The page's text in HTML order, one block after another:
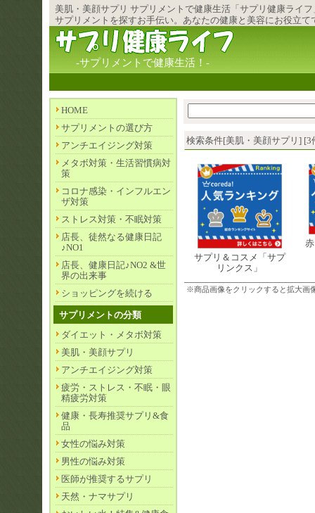
美肌・美顔サプリ サプリメント で健康生活「サプリ健康ライフ
サプリメントを探すお手伝い。あなたの健康と美容にお役立て
-サプリメントで健康生活！-
検索条件[美肌・美顔サプリ] [3
サプリ＆コスメ「サプ
リンクス」
※商品画像をクリックすると拡大画
HOME
サプリメントの選び方
アンチエイジング対策
メタボ対策・生活習慣病対
策
コロナ感染・インフルエン
ザ対策
ストレス対策・不眠対策
店長、徒然なる健康日記
♪NO1
店長、健康日記♪NO2 &世
界の出来事
ショッピングを続ける
サプリメントの分類
ダイエット・メタボ対策
美肌・美顔サプリ
アンチエイジング対策
疲労・ストレス・不眠・眼
精疲労対策
健康・長寿推奨サプリ&食
品
女性の悩み対策
男性の悩み対策
医師が推奨するサプリ
天然・ナマサプリ